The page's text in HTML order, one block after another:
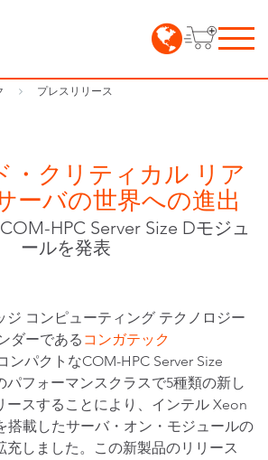
プレスリリース
・クリティカル リア
ーバの世界への進出
HPC Server Size Dモジュ
ールを発表
ジ コンピューティング テクノロジー
ダーである コンガテック
ンパクトなCOM-HPC Server Size
パフォーマンスクラスで5種類の新し
ースすることにより、インテル Xeon
搭載したサーバ・オン・モジュールの
充しました。この新製品のリリース